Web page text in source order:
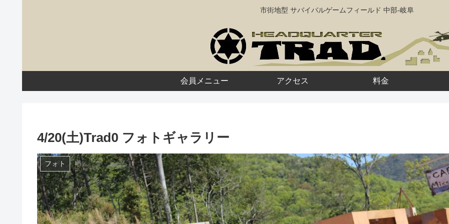
市街地型 サバイバルゲームフィールド 中部-岐阜
会員メニュー アクセス 料金
4/20(土)Trad0 フォトギャラリー
フォト